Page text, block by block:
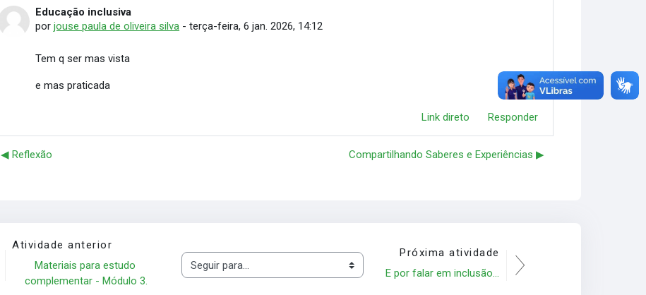
Educação inclusiva
porjouse paula de oliveira silva -terça-feira, 6 jan. 2026, 14:12
Número de respostas: 0
Tem q ser mas vista
e mas praticada
Link direto Responder
◀︎ Reflexão Compartilhando Saberes e Experiências ▶︎
Atividade anterior
Materiais para estudo
complementar - Módulo 3.
Seguir para...
Próxima atividade
E por falar em inclusão...